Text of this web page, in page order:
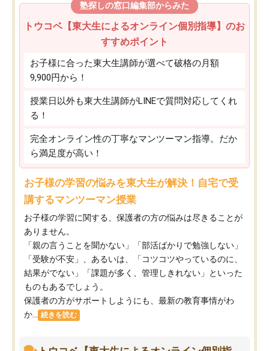
塾探しの窓口編集部からみた
トウコベ【東大生によるオンライン個別指導】のお
すすめポイント
お子様に合った東大生講師が選べて破格の月額
9,900円から！
授業日以外も東大生講師がLINEで質問対応してくれ
る！
完全オンライン性の丁寧なマンツーマン指導。だか
ら満足度が高い！
お子様の学習の悩みを東大生が解決！自宅で受
講するマンツーマン授業
お子様の学習に関する、保護者の方の悩みは尽きることが
ありません。
「親の言うことを聞かない」「部活ばかりで勉強しない」
「受験が不安」、あるいは、「コツコツやっているのに、
結果がでない」「課題が多く、管理しきれない」といった
ものもあるでしょう。
保護者の方がサポートしようにも、最新の教育事情がわ
か...
続きを読む